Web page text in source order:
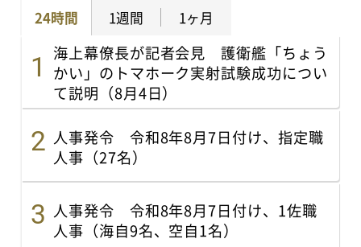
24時間 1週間 1ヶ月
海上幕僚長が記者会見 護衛艦「ちょう
かい」のトマホーク実射試験成功につい
て説明（8月4日）
人事発令 令和8年8月7日付け、指定職
人事（27名）
人事発令 令和8年8月7日付け、1佐職
人事（海自9名、空自1名）